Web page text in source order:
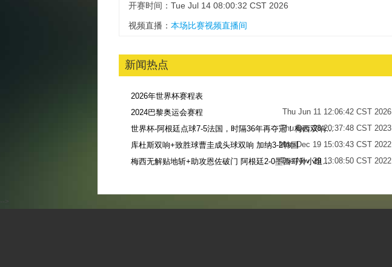
开赛时间：Tue Jul 14 08:00:32 CST 2026
视频直播： 本场比赛视频直播间
新闻热点
2026年世界杯赛程表
Thu Jun 11 12:06:42 CST 2026
2024巴黎奥运会赛程
Thu Dec 28 20:37:48 CST 2023
世界杯-阿根廷点球7-5法国，时隔36年再夺冠！梅西双响姆巴佩戴帽
Mon Dec 19 15:03:43 CST 2022
库杜斯双响+致胜球曹圭成头球双响 加纳3-2韩国
Tue Nov 29 13:08:50 CST 2022
梅西无解贴地斩+助攻恩佐破门 阿根廷2-0墨西哥升小组第二